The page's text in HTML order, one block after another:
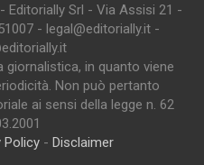
Editorially Srl - Via Assisi 21 -
- legal@editorially.it -
in quanto viene
Non può pertanto
ai sensi della legge n. 62
Policy- Disclaimer